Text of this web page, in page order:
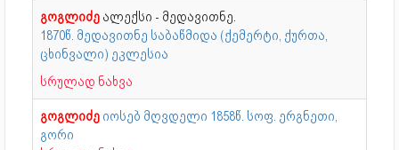
გოგლიძე ალექსი - მედავითნე.
1870წ. მედავითნე საბაწმიდა (ქემერტი, ქურთა,
ცხინვალი) ეკლესია
სრულად ნახვა
გოგლიძე იოსებ მღვდელი 1858წ. სოფ. ერგნეთი,
გორი